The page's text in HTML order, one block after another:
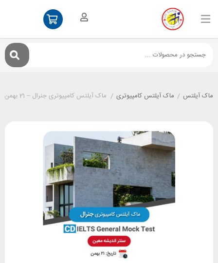
ماک آیلتس / ماک آیلتس کامپیوتری / ماک آیلتس کامپیوتری جنرال – 21 بهمن